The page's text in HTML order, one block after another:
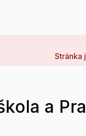
Stránka
a